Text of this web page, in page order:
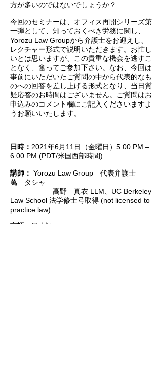
方が多いのではないでしょうか？
今回のセミナーは、オフィス再開シリーズ第
一弾として、知っておくべき労務に関し、
Yorozu Law Groupから弁護士をお迎えし、
レクチャー形式で説明いただきます。お忙し
いとは思いますが、この貴重な機会を逃すこ
となく、奮ってご参加下さい。なお、今回は
事前にいただいたご質問の中から代表的なも
のへの回答を差し上げる形式となり、当日質
疑応答のお時間はございません。ご質問はお
申込みのコメント欄にご記入くださいますよ
うお願いいたします。
日時： 2021年6月11日（金曜日）5:00 PM –
6:00 PM (PDT/米国西部時間)
講師： Yorozu Law Group 代表弁護士
萬 タシャ
高野 真衣 LLM、UC Berkeley
Law School 法学修士号取得 (not licensed to
practice law)
言語：
日本語